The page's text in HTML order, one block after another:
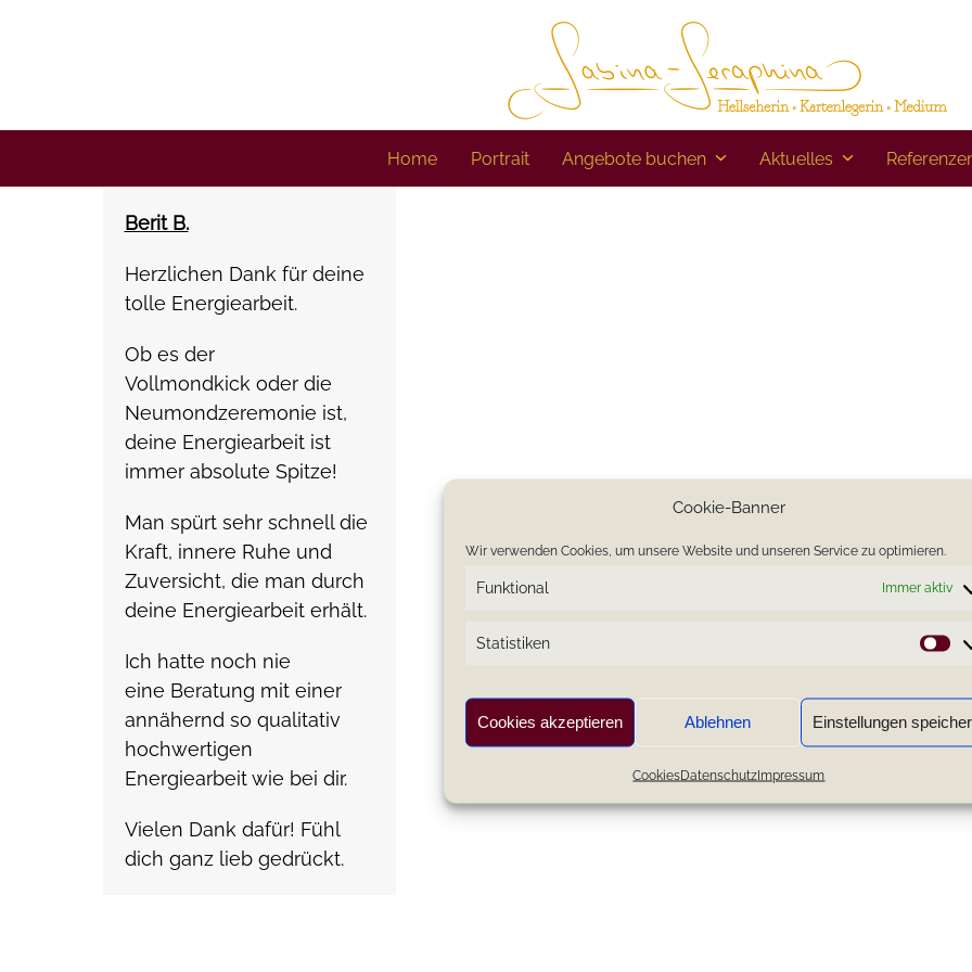
Cookie-Banner
Wir verwenden Cookies, um unsere Website und unseren Service zu optimieren.
Funktional Immer aktiv
Statistiken
Cookies akzeptieren Ablehnen Einstellungen
CookiesDatenschutzImpressum
Home Portrait Angebote buchen Aktuelles
Berit B.
Herzlichen Dank für deine
tolle Energiearbeit.
Ob es der
Vollmondkick oder die
Neumondzeremonie ist,
deine Energiearbeit ist
immer absolute Spitze!
Man spürt sehr schnell die
Kraft, innere Ruhe und
Zuversicht, die man durch
deine Energiearbeit erhält.
Ich hatte noch nie
eine Beratung mit einer
annähernd so qualitativ
hochwertigen
Energiearbeit wie bei dir.
Vielen Dank dafür! Fühl
dich ganz lieb gedrückt.